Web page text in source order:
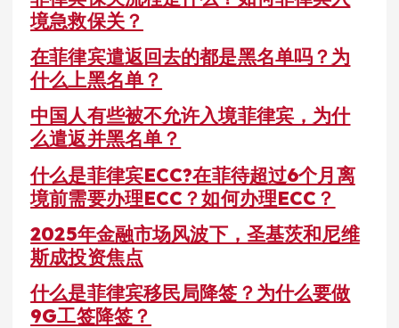
境急救保关？
在菲律宾遣返回去的都是黑名单吗？为
什么上黑名单？
中国人有些被不允许入境菲律宾，为什
么遣返并黑名单？
什么是菲律宾ECC?在菲待超过6个月离
境前需要办理ECC？如何办理ECC？
2025年金融市场风波下，圣基茨和尼维
斯成投资焦点
什么是菲律宾移民局降签？为什么要做
9G工签降签？